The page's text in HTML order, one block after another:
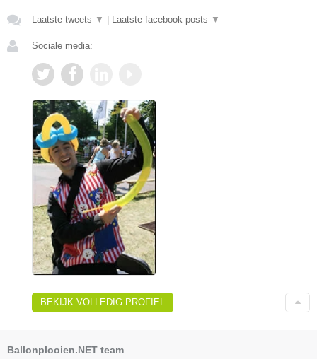
Laatste tweets ▼ Laatste facebook posts ▼
Sociale media:
BEKIJK VOLLEDIG PROFIEL
Ballonplooien.NET team